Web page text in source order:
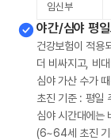
임신부
야간/심야 평
건강보험이 적용
더 비싸지고, 비
심야 가산 수가
초진 기준 : 평
심야 시간대에는
(6~64세 초진